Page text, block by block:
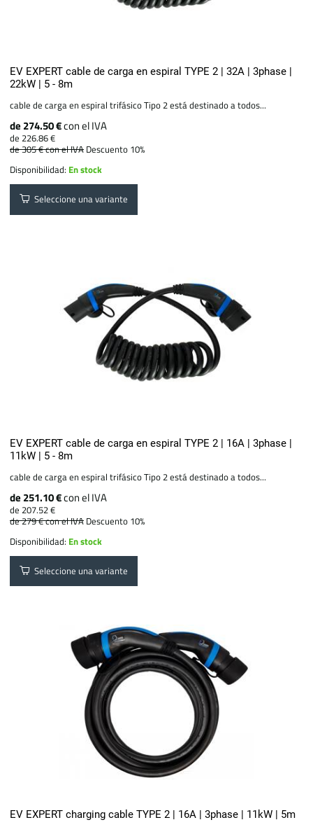
EV EXPERT cable de carga en espiral TYPE 2 | 32A | 3phase |
22kW | 5 - 8m
cable de carga en espiral trifásico Tipo 2 está destinado a todos...
de 274.50 €con el IVA
de 226.86 €
de 305 €con el IVA Descuento 10%
Disponibilidad: En stock
Seleccione una variante
EV EXPERT cable de carga en espiral TYPE 2 | 16A | 3phase |
11kW | 5 - 8m
cable de carga en espiral trifásico Tipo 2 está destinado a todos...
de 251.10 €con el IVA
de 207.52 €
de 279 €con el IVA Descuento 10%
Disponibilidad: En stock
Seleccione una variante
EV EXPERT charging cable TYPE 2 | 16A | 3phase | 11kW | 5m